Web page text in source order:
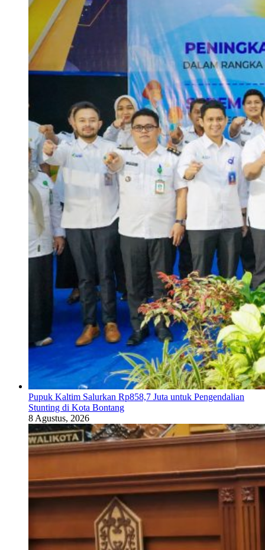
Pupuk Kaltim Salurkan Rp858,7 Juta untuk Pengendalian
Stunting di Kota Bontang
8 Agustus, 2026